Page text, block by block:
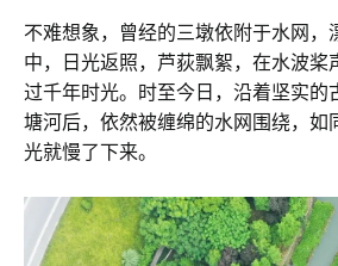
不难想象，曾经的三墩依附于水网，
中，日光返照，芦荻飘絮，在水波桨
过千年时光。时至今日，沿着坚实的
塘河后，依然被缠绵的水网围绕，如
光就慢了下来。